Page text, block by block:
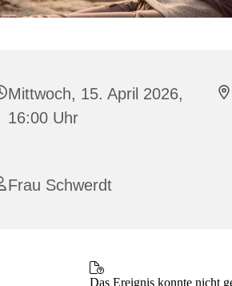
Mittwoch, 15. April 2026,
16:00 Uhr
Frau Schwerdt